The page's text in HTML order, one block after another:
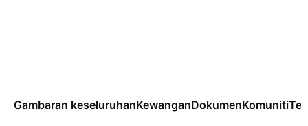
Gambaran keseluruhanKewanganDokumenKomuniti